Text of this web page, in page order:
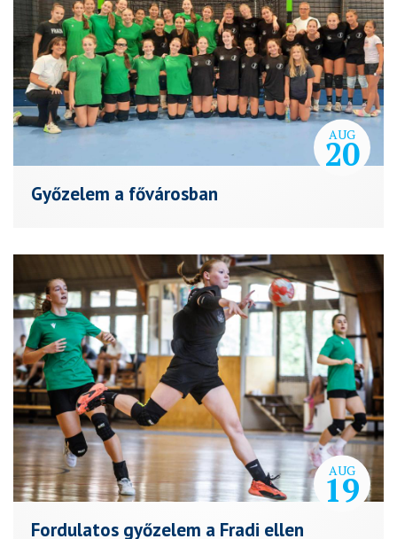
AUG
20
Győzelem a fővárosban
AUG
19
Fordulatos győzelem a Fradi ellen